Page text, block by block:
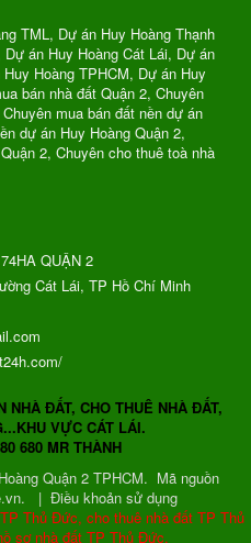
TML, Dự án Huy Hoàng Thạnh
án Huy Hoàng Cát Lái, Dự án
Hoàng TPHCM, Dự án Huy
bán nhà đất Quận 2, Chuyên
mua bán đất nền dự án
dự án Huy Hoàng Quận 2,
2, Chuyên cho thuê toà nhà
QUẬN 2
Cát Lái, TP Hồ Chí Minh
NHÀ ĐẤT, CHO THUÊ NHÀ ĐẤT,
VỰC CÁT LÁI.
680 MR THÀNH
Quận 2 TPHCM. Mã nguồn
| Điều khoản sử dụng
Thủ Đức, cho thuê nhà đất TP Thủ
sơ nhà đất TP Thủ Đức.